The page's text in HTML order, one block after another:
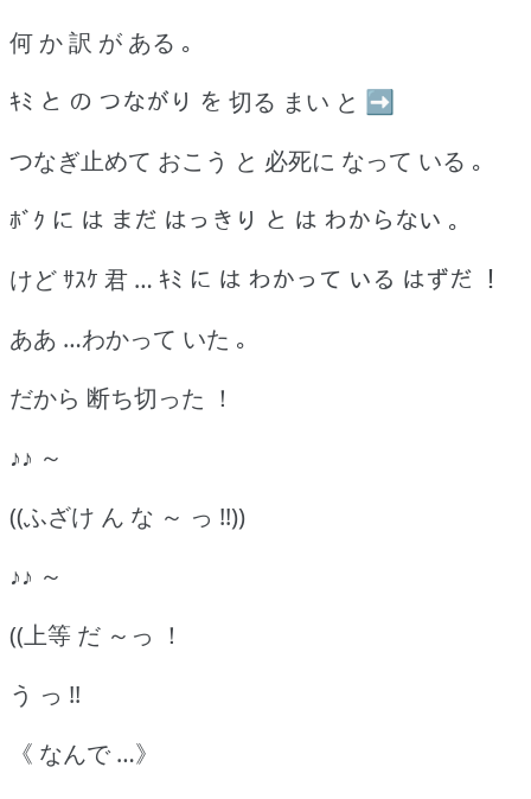
何 か 訳 が ある ｡
ｷﾐ と の つながり を 切る まい と ➡
つなぎ止めて おこう と 必死に なって いる ｡
ﾎﾞｸ に は まだ はっきり と は わからない ｡
けど ｻｽｹ 君 … ｷﾐ に は わかって いる はずだ ！
ああ …わかって いた ｡
だから 断ち切った ！
♪♪ ～
((ふざけ ん な ～ っ !!))
♪♪ ～
((上等 だ ～っ ！
う っ !!
《 なんで …》